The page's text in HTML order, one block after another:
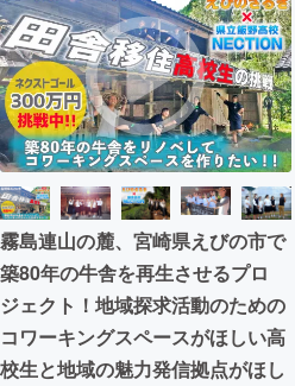
テクノロジー・ガジェ
映像・映画
ビジネス・起業
まちづくり・地域活性化
CAMPFIRE for Social Good
CAMPFIREふるさと納税
霧島連山の麓、宮崎県えびの市で
築80年の牛舎を再生させるプロ
ジェクト！地域探求活動のための
コワーキングスペースがほしい高
校生と地域の魅力発信拠点がほし